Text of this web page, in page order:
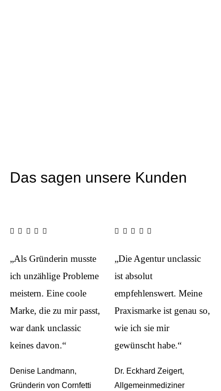
Das sagen unsere Kunden
„Als Gründerin musste
ich unzählige Probleme
meistern. Eine coole
Marke, die zu mir passt,
war dank unclassic
keines davon.“
Denise Landmann,
Gründerin von Cornfetti
„Die Agentur unclassic
ist absolut
empfehlenswert. Meine
Praxismarke ist genau so,
wie ich sie mir
gewünscht habe.“
Dr. Eckhard Zeigert,
Allgemeinmediziner